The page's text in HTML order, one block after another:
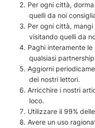
Per ogni città,
quelli da noi
Per ogni città,
visitando quelli da
Paghi interamente
qualsiasi
Aggiorni
dei nostri lettori.
Arricchire i nostri
loco.
Utilizzare il 99%
Avere un uso